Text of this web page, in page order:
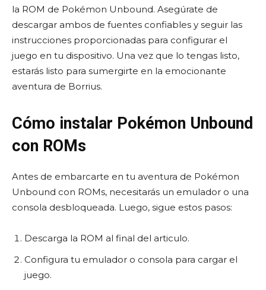
la ROM de Pokémon Unbound. Asegúrate de
descargar ambos de fuentes confiables y seguir las
instrucciones proporcionadas para configurar el
juego en tu dispositivo. Una vez que lo tengas listo,
estarás listo para sumergirte en la emocionante
aventura de Borrius.
Cómo instalar Pokémon Unbound
con ROMs
Antes de embarcarte en tu aventura de Pokémon
Unbound con ROMs, necesitarás un emulador o una
consola desbloqueada. Luego, sigue estos pasos:
Descarga la ROM al final del articulo.
Configura tu emulador o consola para cargar el
juego.